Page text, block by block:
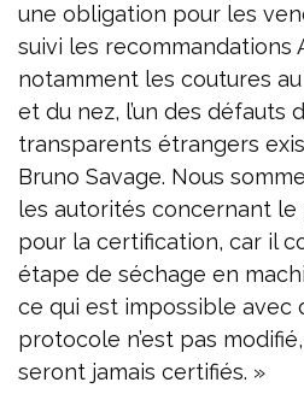
une obligation pour les
suivi les recommandations
notamment les coutures
et du nez, l’un des défauts
transparents étrangers
Bruno Savage. Nous
les autorités concernant
pour la certification, car il
étape de séchage en
ce qui est impossible avec
protocole n’est pas
seront jamais certifiés. »